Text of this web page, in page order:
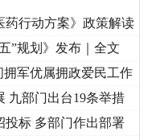
药行动方案》政策解读
”规划》发布｜全文
军优属拥政爱民工作
九部门出台19条举措
投标 多部门作出部署